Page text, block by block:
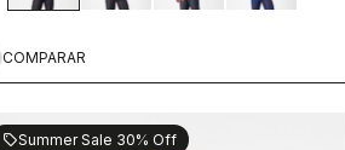
COMPARAR
sellSummer Sale 30% Off